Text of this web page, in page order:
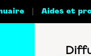
Aides et